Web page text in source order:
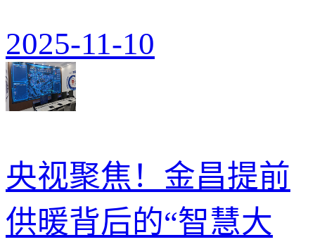
2025-11-10
央视聚焦！金昌提前
供暖背后的“智慧大